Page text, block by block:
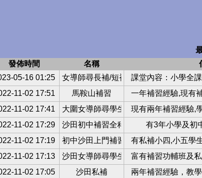
發佈時間
名稱
05-16 01:25
女導師尋長補/短補學生課堂內容：小學全
11-02 17:51 馬鞍山補習 一年補習經驗,現有
11-02 17:41 大圍女導師尋學生 現有兩年補習經驗,
11-02 17:29 沙田初中補習全科 有3年小學及初
11-02 17:19 初中沙田上門補習 有私補小四,小五學
11-02 17:13 沙田女導師尋學生 富有補習功輔班及
11-02 17:05 沙田私補 兩年補習經驗，教